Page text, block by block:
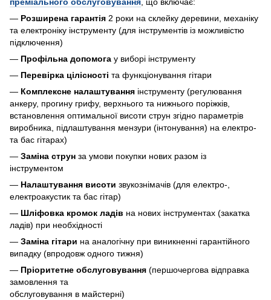
преміального обслуговування, що включає:
— Розширена гарантія 2 роки на склейку деревини, механіку
та електроніку інструменту (для інструментів із можливістю
підключення)
— Профільна допомога у виборі інструменту
— Перевірка цілісності та функціонування гітари
— Комплексне налаштування інструменту (регулювання
анкеру, прогину грифу, верхнього та нижнього поріжків,
встановлення оптимальної висоти струн згідно параметрів
виробника, підлаштування мензури (інтонування) на електро-
та бас гітарах)
— Заміна струн за умови покупки нових разом із
інструментом
— Налаштування висоти звукознімачів (для електро-,
електроакустик та бас гітар)
— Шліфовка кромок ладів на нових інструментах (закатка
ладів) при необхідності
— Заміна гітари на аналогічну при виникненні гарантійного
випадку (впродовж одного тижня)
— Пріоритетне обслуговування (першочергова відправка
замовлення та
обслуговування в майстерні)